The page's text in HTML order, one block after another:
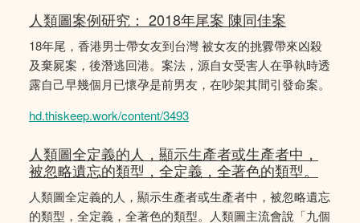
人類圖案例研究： 2018年尾案 陳同佳案
18年尾，香港男士帶女友到台灣 被女友的挑釁帶來凶殺
及棄屍案，後潛逃回港。案法，源自女受害人在爭執時透
露自己早幾個月已懷孕是前男友，在吵架其間引發命案。
hd.thiskeep.work/content/3493
人類圖全定義的人，顯示生產者或生產者中，
被忽略遺忘的類型，全定義，全著色的類型。
人類圖全定義的人，顯示生產者或生產者中，被忽略遺忘
的類型，全定義，全著色的類型。人類圖主流會說「九個